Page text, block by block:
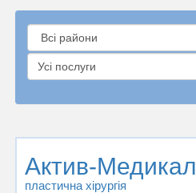
Усі послуги
Актив-Медикал
пластична хірургія